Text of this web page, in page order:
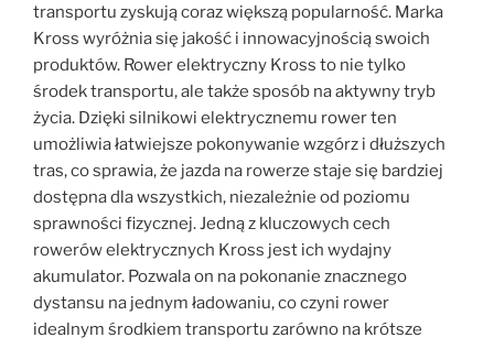
transportu zyskują coraz większą popularność. Marka
Kross wyróżnia się jakość i innowacyjnością swoich
produktów. Rower elektryczny Kross to nie tylko
środek transportu, ale także sposób na aktywny tryb
życia. Dzięki silnikowi elektrycznemu rower ten
umożliwia łatwiejsze pokonywanie wzgórz i dłuższych
tras, co sprawia, że jazda na rowerze staje się bardziej
dostępna dla wszystkich, niezależnie od poziomu
sprawności fizycznej. Jedną z kluczowych cech
rowerów elektrycznych Kross jest ich wydajny
akumulator. Pozwala on na pokonanie znacznego
dystansu na jednym ładowaniu, co czyni rower
idealnym środkiem transportu zarówno na krótsze